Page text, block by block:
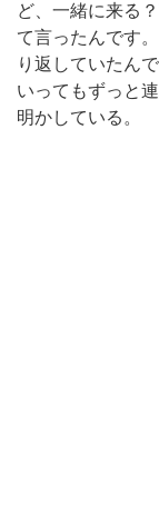
ど、一緒に来る
て言ったんです
り返していたん
いってもずっと
明かしている。